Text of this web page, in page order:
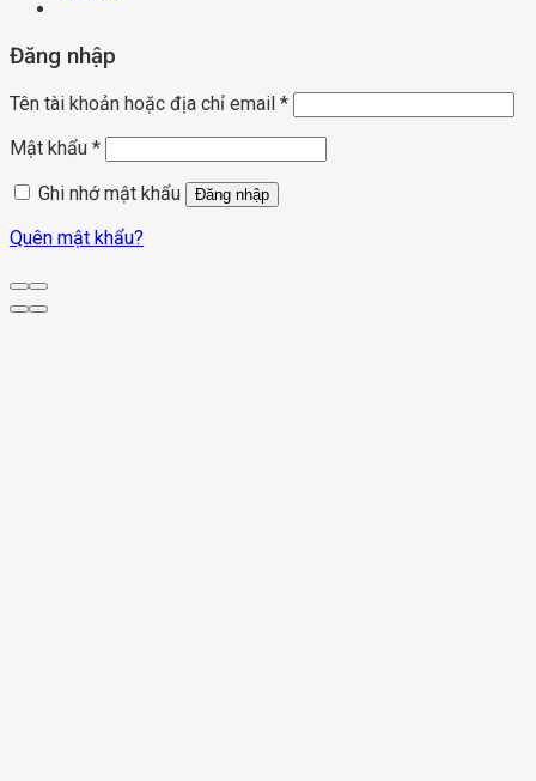
Đăng nhập
Tên tài khoản hoặc địa chỉ email *
Mật khẩu *
Ghi nhớ mật khẩu
Đăng nhập
Quên mật khẩu?